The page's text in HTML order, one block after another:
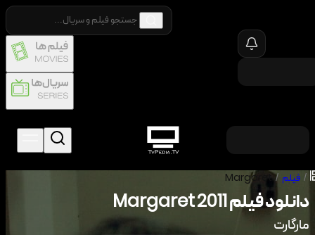
/ فیلم /
Margaret
دانلود فیلم2011
Margaret
مارگارت